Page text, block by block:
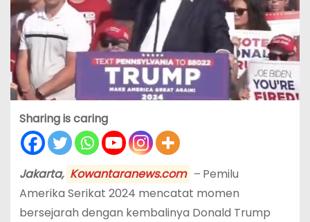
Sharing is caring
Jakarta, Kowantaranews.com –Pemilu
Amerika Serikat 2024 mencatat momen
bersejarah dengan kembalinya Donald Trump